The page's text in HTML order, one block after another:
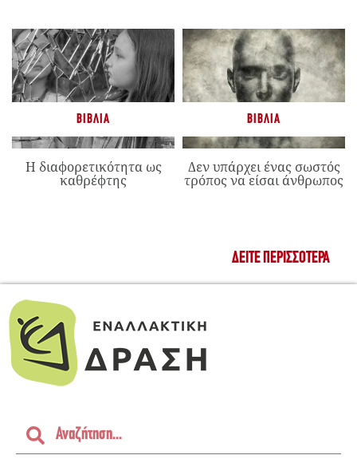
ΒΙΒΛΊΑ
Η διαφορετικότητα ως
καθρέφτης
ΒΙΒΛΊΑ
Δεν υπάρχει ένας σωστός
τρόπος να είσαι άνθρωπος
ΔΕΊΤΕ ΠΕΡΙΣΣΌΤΕΡΑ